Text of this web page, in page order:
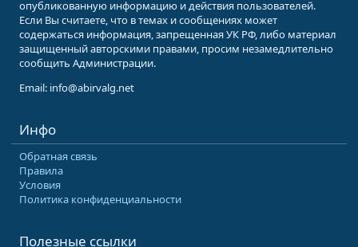
опубликованную информацию и действия пользователей.
Если Вы считаете, что в темах и сообщениях может
содержаться информация, запрещенная УК РФ, либо материал
защищенный авторскими правами, просим незамедлительно
сообщить Администрации.
Email: info@abirvalg.net
Инфо
Обратная связь
Правила
Условия
Политика конфиденциальности
Полезные ссылки